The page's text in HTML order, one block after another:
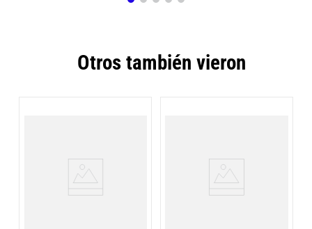
Otros también vieron